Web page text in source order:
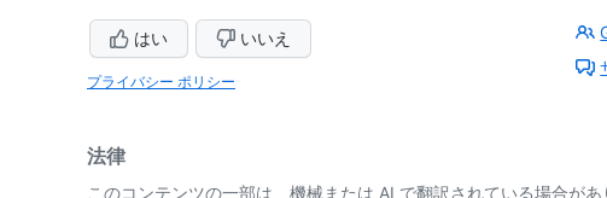
はい いいえ
プライバシー ポリシー
法律
このコンテンツの一部は、機械または AI で翻訳されている場合があ